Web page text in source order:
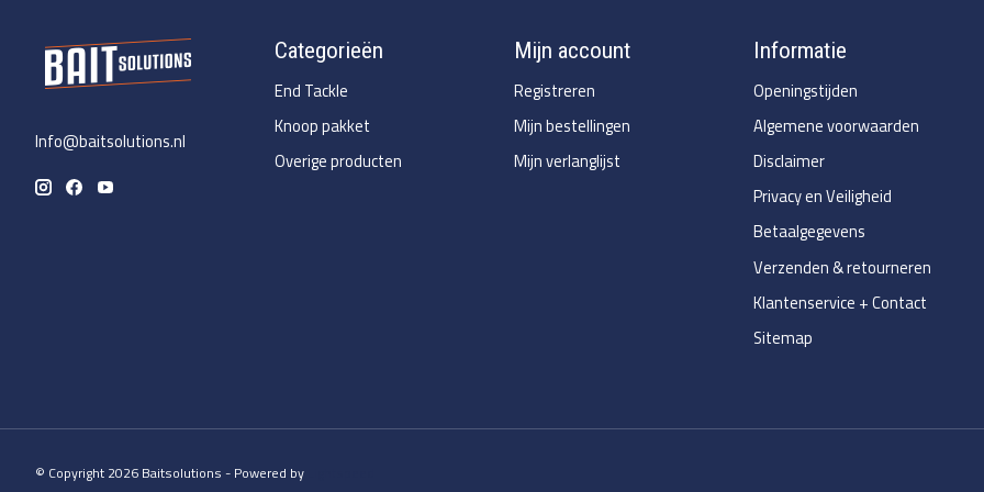
Info@baitsolutions.nl
Categorieën
End Tackle
Knoop pakket
Overige producten
Mijn account
Registreren
Mijn bestellingen
Mijn verlanglijst
Informatie
Openingstijden
Algemene voorwaarden
Disclaimer
Privacy en Veiligheid
Betaalgegevens
Verzenden & retourneren
Klantenservice + Contact
Sitemap
© Copyright 2026 Baitsolutions - Powered by